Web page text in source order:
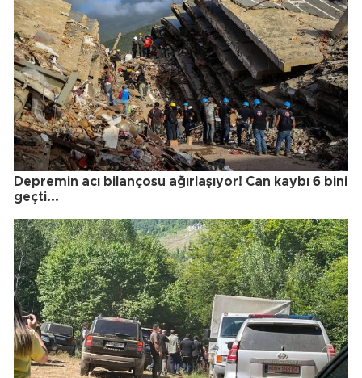
Depremin acı bilançosu ağırlaşıyor! Can kaybı 6 bini
geçti...